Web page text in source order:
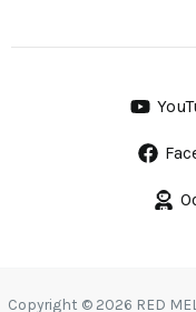
Copyright © 2026 RED